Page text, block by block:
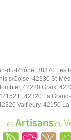
du-Rhône, 38370 Les
s/Coise, 42330 St-
42220 Graix,
L, 42320 La
Valfleury, 42150